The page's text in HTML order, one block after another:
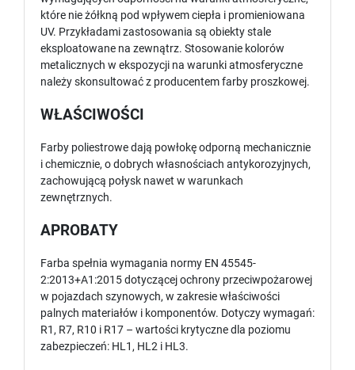
które nie żółkną pod wpływem ciepła i promieniowana
UV. Przykładami zastosowania są obiekty stale
eksploatowane na zewnątrz. Stosowanie kolorów
metalicznych w ekspozycji na warunki atmosferyczne
należy skonsultować z producentem farby proszkowej.
WŁAŚCIWOŚCI
Farby poliestrowe dają powłokę odporną mechanicznie
i chemicznie, o dobrych własnościach antykorozyjnych,
zachowującą połysk nawet w warunkach
zewnętrznych.
APROBATY
Farba spełnia wymagania normy EN 45545-
2:2013+A1:2015 dotyczącej ochrony przeciwpożarowej
w pojazdach szynowych, w zakresie właściwości
palnych materiałów i komponentów. Dotyczy wymagań:
R1, R7, R10 i R17 – wartości krytyczne dla poziomu
zabezpieczeń: HL1, HL2 i HL3.